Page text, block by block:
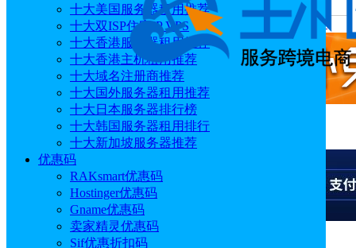
十大美国服务器租用推荐
十大双ISP住宅IP VPS
十大香港服务器租用推荐
十大香港主机租用推荐
十大域名注册商推荐
十大国外服务器租用推荐
十大日本服务器排行榜
十大韩国服务器租用排行
十大新加坡服务器推荐
优惠码
RAKsmart优惠码
Hostinger优惠码
Gname优惠码
卖家精灵优惠码
Sif优惠折扣码
当前位置：首页 主机 2026年优质Magento主机提供商推荐